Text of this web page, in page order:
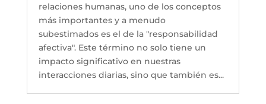
relaciones humanas, uno de los conceptos
más importantes y a menudo
subestimados es el de la "responsabilidad
afectiva". Este término no solo tiene un
impacto significativo en nuestras
interacciones diarias, sino que también es...